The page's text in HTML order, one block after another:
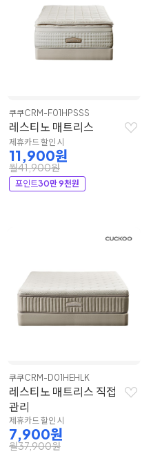
쿠쿠CRM-F01HPSSS
레스티노 매트리스
제휴카드 할인 시
11,900원
월41,900원
포인트30만 9천원
쿠쿠CRM-D01HEHLK
레스티노 매트리스 직접
관리
제휴카드 할인 시
7,900원
월37,900원